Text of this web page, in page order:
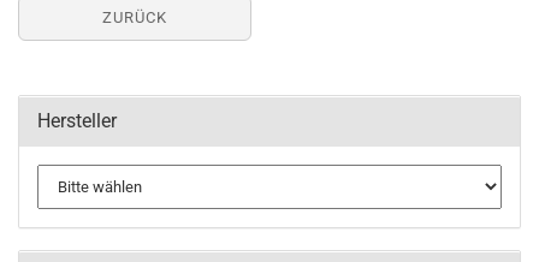
ZURÜCK
Hersteller